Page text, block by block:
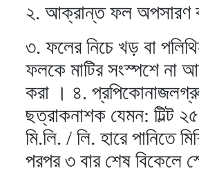
২. আক্রান্ত ফল অপসারণ
৩. ফলের নিচে খড় বা
ফলকে মাটির সংস্পশে না
করা । ৪.
ছত্রাকনাশক যেমন: টিল্ট
মি.লি. / লি. হারে পানিতে
পরপর ৩ বার শেষ বিকেলে